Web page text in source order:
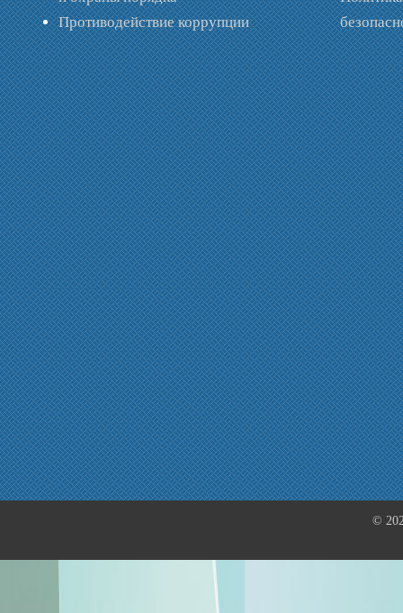
Противодействие коррупции
©